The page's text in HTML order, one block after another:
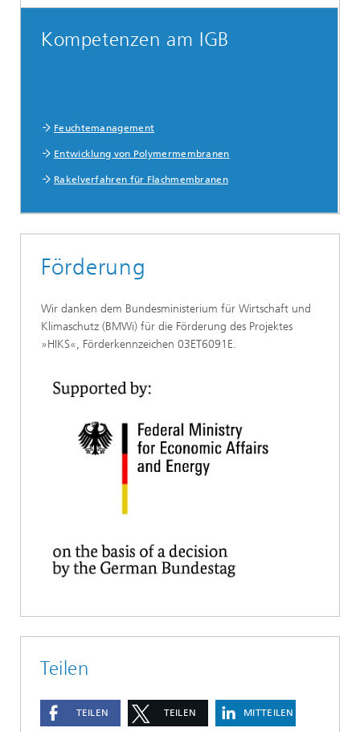
Kompetenzen am IGB
Feuchtemanagement
Entwicklung von Polymermembranen
Rakelverfahren für Flachmembranen
Förderung
Wir danken dem Bundesministerium für Wirtschaft und
Klimaschutz (BMWi) für die Förderung des Projektes
»HIKS«, Förderkennzeichen 03ET6091E.
Teilen
TEILEN TEILEN MITTEILEN